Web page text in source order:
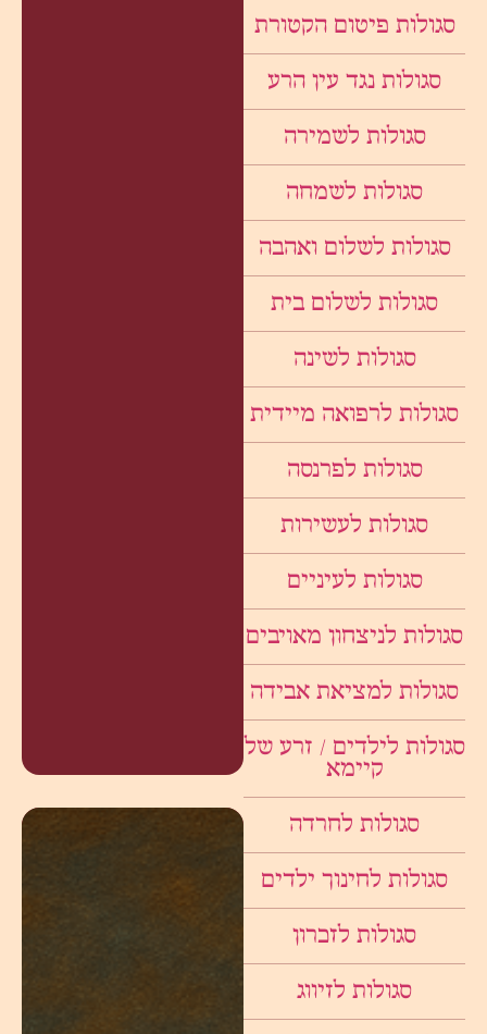
סגולות פיטום הקטורת
סגולות נגד עין הרע
סגולות לשמירה
סגולות לשמחה
סגולות לשלום ואהבה
סגולות לשלום בית
סגולות לשינה
סגולות לרפואה מיידית
סגולות לפרנסה
סגולות לעשירות
סגולות לעיניים
סגולות לניצחון מאויבים
סגולות למציאת אבידה
סגולות לילדים / זרע של
קיימא
סגולות לחרדה
סגולות לחינוך ילדים
סגולות לזכרון
סגולות לזיווג